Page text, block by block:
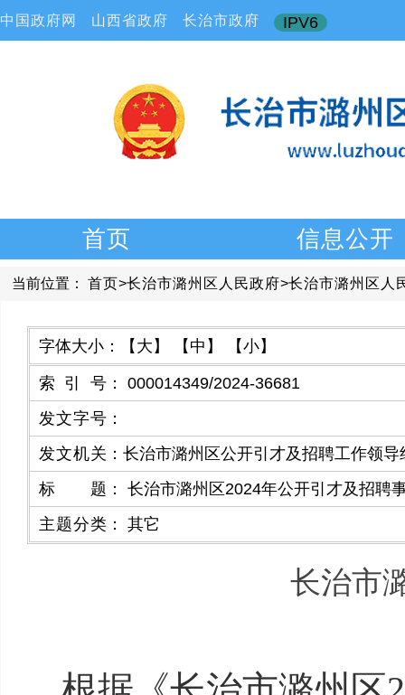
中国政府网 山西省政府 长治市政府 IPV6
首页 信息公开
当前位置： 首页>长治市潞州区人民政府>长治市潞州区人
字体大小： 【大】 【中】 【小】
索引号 ：
000014349/2024-36681
发文字号 ：
发文机关 ： 长治市潞州区公开引才及招聘工作领导
标题 ：
长治市潞州区2024年公开引才及招聘
主题分类 ： 其它
长治市